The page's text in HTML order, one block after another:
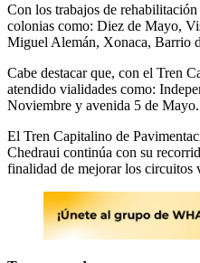
Con los trabajos de
colonias como: Diez de Mayo,
Miguel Alemán, Xonaca, Barrio
Cabe destacar que, con el Tren
atendido vialidades como:
Noviembre y avenida 5 de Mayo.
El Tren Capitalino de
Chedraui continúa con su
finalidad de mejorar los circuitos